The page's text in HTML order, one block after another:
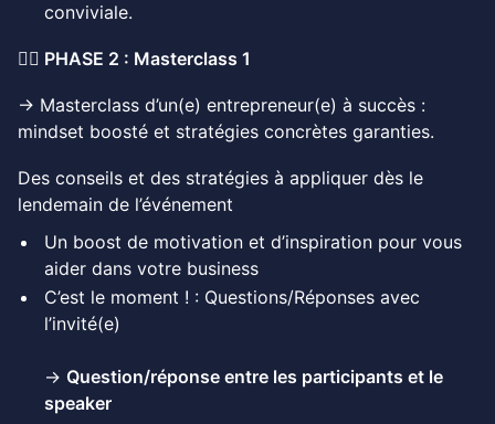
conviviale.
👉🏻 PHASE 2 : Masterclass 1
→ Masterclass d’un(e) entrepreneur(e) à succès :
mindset boosté et stratégies concrètes garanties.
Des conseils et des stratégies à appliquer dès le
lendemain de l’événement
Un boost de motivation et d’inspiration pour vous
aider dans votre business
C’est le moment ! : Questions/Réponses avec
l’invité(e)
→ Question/réponse entre les participants et le
speaker